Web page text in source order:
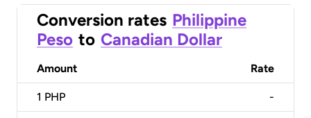
Conversion rates Philippine
Peso to Canadian Dollar
Amount Rate
1 PHP -